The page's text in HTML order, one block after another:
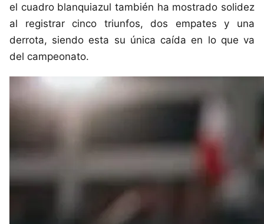
el cuadro blanquiazul también ha mostrado solidez
al registrar cinco triunfos, dos empates y una
derrota, siendo esta su única caída en lo que va
del campeonato.